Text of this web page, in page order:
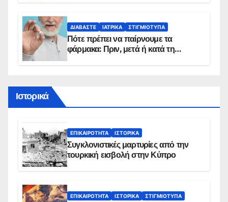
ΔΙΑΒΆΣΤΕ ΙΑΤΡΙΚΆ ΣΤΙΓΜΙΌΤΥΠΑ
Πότε πρέπει να παίρνουμε τα
φάρμακα: Πριν, μετά ή κατά τη
Ιστορικά
ΕΠΙΚΑΙΡΌΤΗΤΑ ΙΣΤΟΡΙΚΆ
Συγκλονιστικές μαρτυρίες από την
τουρκική εισβολή στην Κύπρο
ΕΠΙΚΑΙΡΌΤΗΤΑ ΙΣΤΟΡΙΚΆ ΣΤΙΓΜΙΌΤΥΠΑ